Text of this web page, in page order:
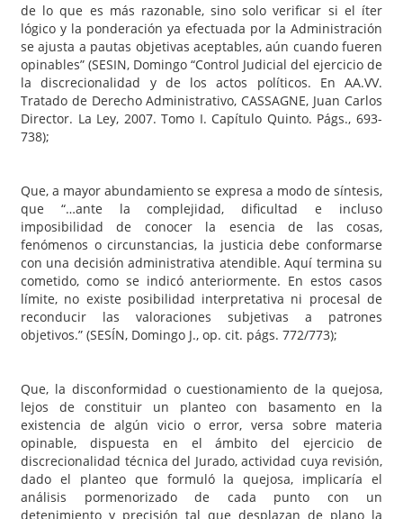
de lo que es más razonable, sino solo verificar si el íter
lógico y la ponderación ya efectuada por la Administración
se ajusta a pautas objetivas aceptables, aún cuando fueren
opinables” (SESIN, Domingo “Control Judicial del ejercicio de
la discrecionalidad y de los actos políticos. En AA.VV.
Tratado de Derecho Administrativo, CASSAGNE, Juan Carlos
Director. La Ley, 2007. Tomo I. Capítulo Quinto. Págs., 693-
738);
Que, a mayor abundamiento se expresa a modo de síntesis,
que “…ante la complejidad, dificultad e incluso
imposibilidad de conocer la esencia de las cosas,
fenómenos o circunstancias, la justicia debe conformarse
con una decisión administrativa atendible. Aquí termina su
cometido, como se indicó anteriormente. En estos casos
límite, no existe posibilidad interpretativa ni procesal de
reconducir las valoraciones subjetivas a patrones
objetivos.” (SESÍN, Domingo J., op. cit. págs. 772/773);
Que, la disconformidad o cuestionamiento de la quejosa,
lejos de constituir un planteo con basamento en la
existencia de algún vicio o error, versa sobre materia
opinable, dispuesta en el ámbito del ejercicio de
discrecionalidad técnica del Jurado, actividad cuya revisión,
dado el planteo que formuló la quejosa, implicaría el
análisis pormenorizado de cada punto con un
detenimiento y precisión tal que desplazan de plano la